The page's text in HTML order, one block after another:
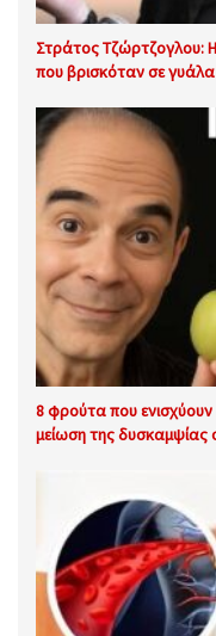
Στράτος Τζώρτζογλου:
που βρισκόταν σε
8 φρούτα που
μείωση της